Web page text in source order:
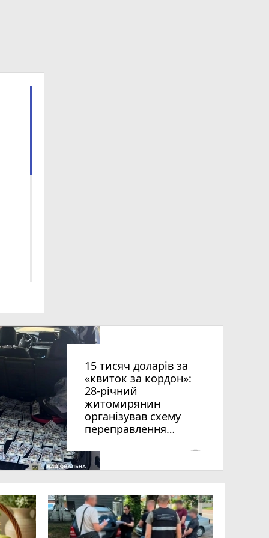
15 тисяч доларів за
«квиток за кордон»:
28-річний
житомирянин
організував схему
переправлення
віку за межі країни
photo_camera